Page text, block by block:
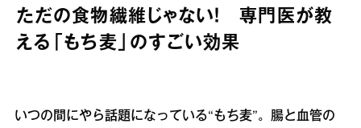
ただの食物繊維じゃない！ 専門医が教
える「もち麦」のすごい効果
いつの間にやら話題になっている“もち麦”。腸と血管の